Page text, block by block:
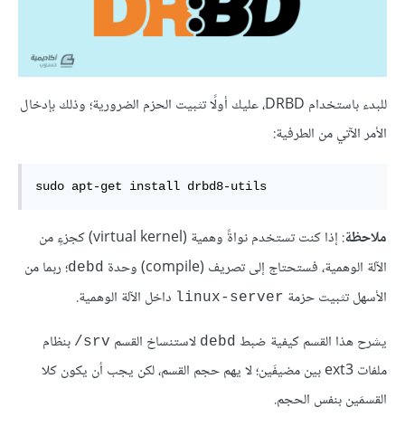
للبدء باستخدام DRBD، عليك أولًا تثبيت الحزم الضرورية؛ وذلك بإدخال
الأمر الآتي من الطرفية:
sudo apt-get install drbd8-utils
ملاحظة
: إذا كنت تستخدم نواةً وهمية (virtual kernel) كجزءٍ من
الآلة الوهمية، فستحتاج إلى تصريف (compile) وحدة
debd؛ ربما من
الأسهل تثبيت حزمة linux-server داخل الآلة الوهمية.
يشرح هذا القسم كيفية ضبط debd لاستنساخ القسم ‎ /srv بنظام
ملفات ext3 بين مضيفَين؛ لا يهم حجم القسم، لكن يجب أن يكون كلا
القسمَين بنفس الحجم.